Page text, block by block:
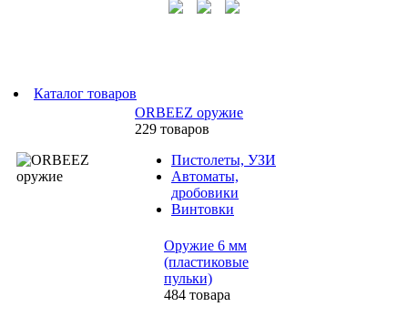
Каталог товаров
ORBEEZ оружие
229 товаров
Пистолеты, УЗИ
Автоматы,
дробовики
Винтовки
Оружие 6 мм
(пластиковые
пульки)
484 товара